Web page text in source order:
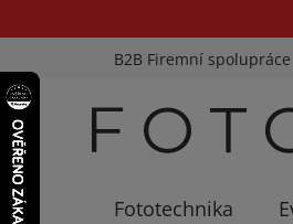
na
obsah
B2B Firemní spolupráce
Fototechnika